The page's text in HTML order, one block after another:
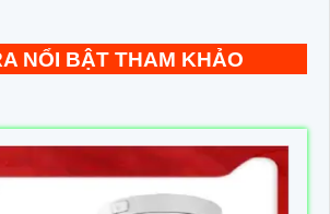
NỔI BẬT THAM KHẢO